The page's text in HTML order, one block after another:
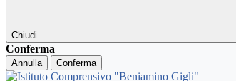
Chiudi
Conferma
Annulla Conferma